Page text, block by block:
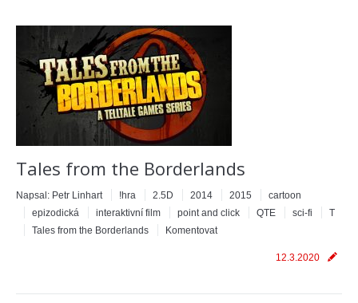
Tales from the Borderlands
Napsal: Petr Linhart !hra 2.5D 2014 2015
cartoon
epizodická
interaktivní film point and click QTE sci-fi
T
Tales from the Borderlands
Komentovat
12.3.2020